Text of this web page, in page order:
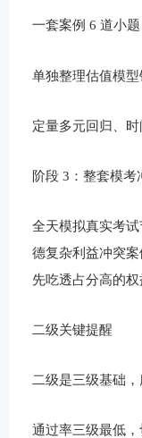
一套案例 6 道小
单独整理估值模
定量多元回归、时
阶段 3：整套模考
全天模拟真实考
德复杂利益冲突
先吃透占分高的权
二级关键提醒
二级是三级基础
通过率三级最低，